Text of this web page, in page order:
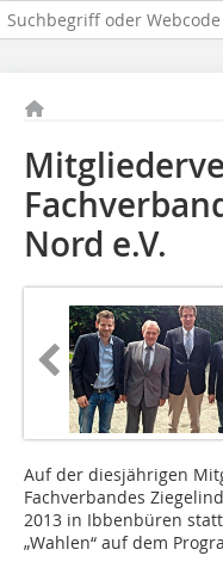
Nord e.V.
Auf der diesjährigen
Fachverbandes
2013 in Ibbenbüren
„Wahlen“ auf dem